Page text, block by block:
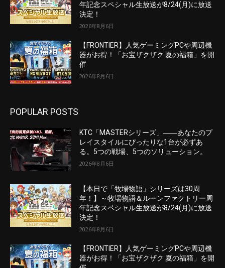
年記念スペシャル生放送が8/24(月)に放送
決定！
2026年8月6日
【FRONTIER】人気ゲーミングPCや周辺機
器がお得！「お宝ザクザク 夏の福箱」を開
催
2026年8月6日
POPULAR POSTS
KTC「MASTERシリーズ」――あなたのプ
レイスタイルにぴったりな1台が必ずあ
る。5つの戦場、5つのソリューション。
2026年8月6日
【本日で「牧場物語」シリーズは30周
年！】～牧場物語＆ルーンファクトリー周
年記念スペシャル生放送が8/24(月)に放送
決定！
2026年8月6日
【FRONTIER】人気ゲーミングPCや周辺機
器がお得！「お宝ザクザク 夏の福箱」を開